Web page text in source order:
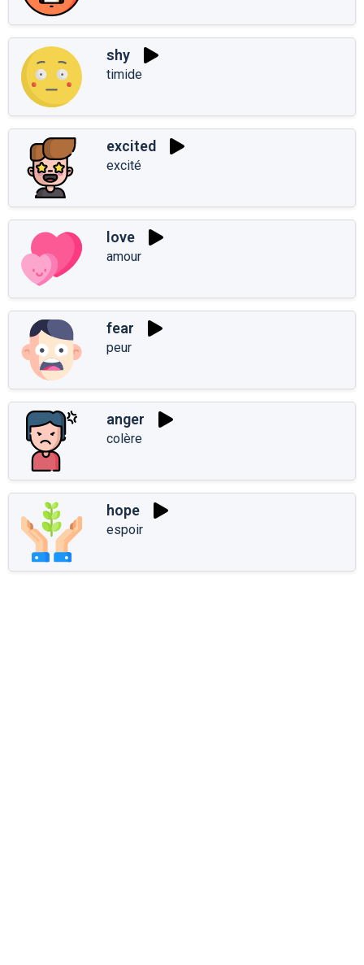
shy
timide
excited
excité
love
amour
fear
peur
anger
colère
hope
espoir